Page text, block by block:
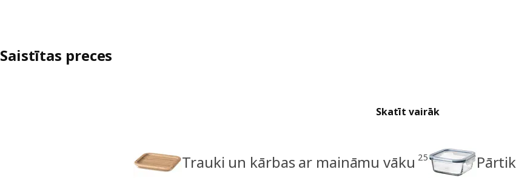
Saistītas preces
Skatīt vairāk
Trauki un kārbas ar maināmu vāku 25